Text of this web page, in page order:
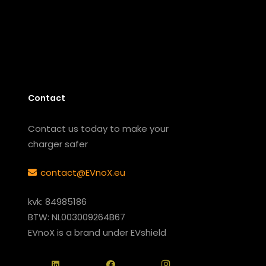
Contact
Contact us today to make your
charger safer
contact@EVnoX.eu
kvk: 84985186
BTW: NL003009264B67
EVnoX is a brand under EVshield